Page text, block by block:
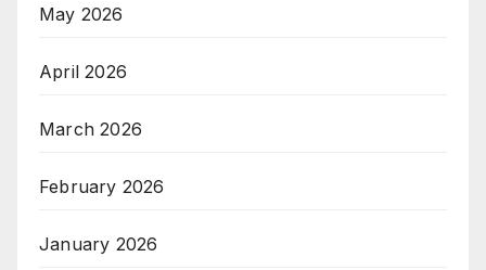
May 2026
April 2026
March 2026
February 2026
January 2026